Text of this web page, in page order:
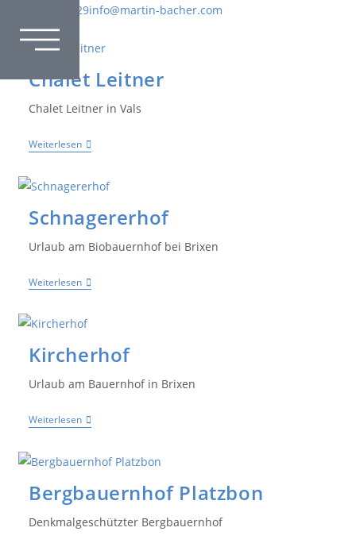
+39 339 4324529info@martin-bacher.com
Chalet Leitner
Chalet Leitner in Vals
Weiterlesen
Schnagererhof
Urlaub am Biobauernhof bei Brixen
Weiterlesen
Kircherhof
Urlaub am Bauernhof in Brixen
Weiterlesen
Bergbauernhof Platzbon
Denkmalgeschützter Bergbauernhof